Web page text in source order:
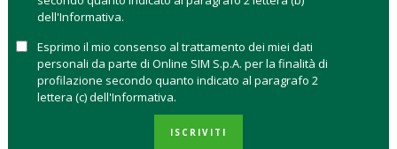
contrario ovvero l’azzeramento dei flussi d’immigrati, l’unico
l’aumento della spesa pensionistica con l’abolizione della
Fornero.
Il calcolo è semplice. Lapopolazione oltre i 65 anni
destinata già nell’arco della prossima legislatura, ad
dell'Informativa.
Esprimo il mio consenso al trattamento dei miei dati
personali da parte di Online SIM S.p.A. per la finalità di
profilazione secondo quanto indicato al paragrafo 2
lettera (c) dell'Informativa.
ISCRIVITI